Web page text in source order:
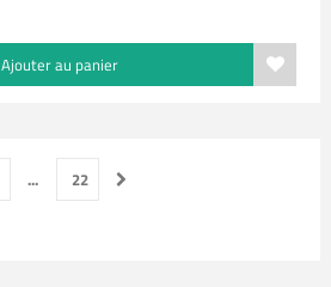
Ajouter au panier
...
22